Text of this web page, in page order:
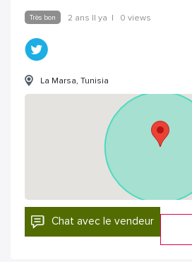
Très bon 2 ans Il ya | 0 views
La Marsa, Tunisia
Chat avec le vendeur